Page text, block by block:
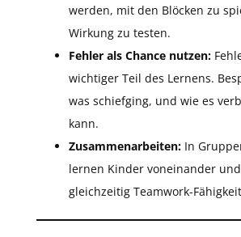
werden, mit den Blöcken zu
Wirkung zu testen.
Fehler als Chance nutzen:
wichtiger Teil des Lernens.
was schiefging, und wie es
kann.
Zusammenarbeiten: In
lernen Kinder voneinander
gleichzeitig Teamwork-